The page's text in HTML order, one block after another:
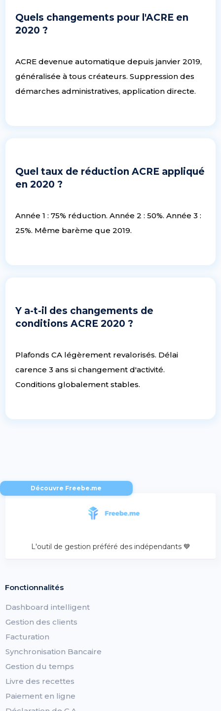
Quels changements pour l'ACRE en
2020 ?
ACRE devenue automatique depuis janvier 2019,
généralisée à tous créateurs. Suppression des
démarches administratives, application directe.
Quel taux de réduction ACRE appliqué
en 2020 ?
Année 1 : 75% réduction. Année 2 : 50%. Année 3 :
25%. Même barème que 2019.
Y a-t-il des changements de
conditions ACRE 2020 ?
Plafonds CA légèrement revalorisés. Délai
carence 3 ans si changement d'activité.
Conditions globalement stables.
Découvre Freebe.me
L'outil de gestion préféré des indépendants 💙
Fonctionnalités
Dashboard intelligent
Gestion des clients
Facturation
Synchronisation Bancaire
Gestion du temps
Livre des recettes
Paiement en ligne